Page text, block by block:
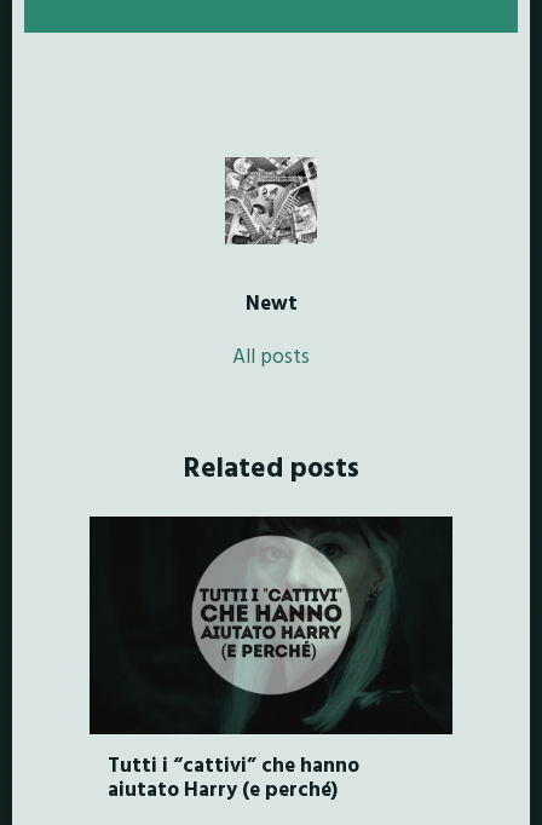
Newt
All posts
Related posts
Tutti i “cattivi” che hanno
aiutato Harry (e perché)